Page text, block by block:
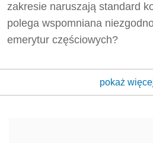
zakresie naruszają standard
polega wspomniana
emerytur częściowych?
pokaż